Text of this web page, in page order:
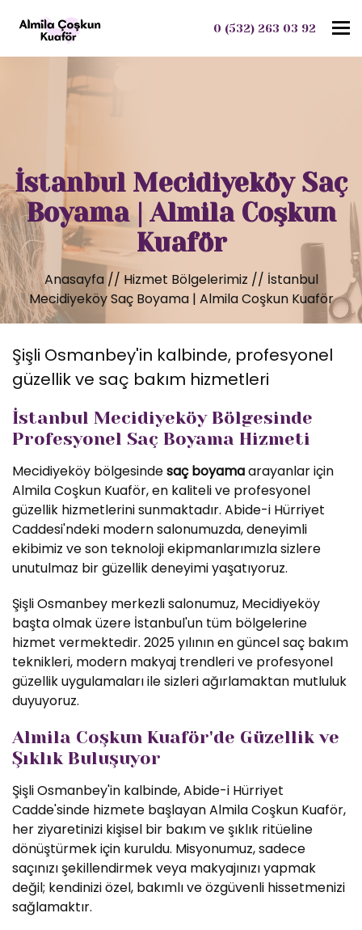
0 (532) 263 03 92
İstanbul Mecidiyeköy Saç
Boyama | Almila Coşkun
Kuaför
Anasayfa // Hizmet Bölgelerimiz // İstanbul
Mecidiyeköy Saç Boyama | Almila Coşkun Kuaför
Şişli Osmanbey'in kalbinde, profesyonel
güzellik ve saç bakım hizmetleri
İstanbul Mecidiyeköy Bölgesinde
Profesyonel Saç Boyama Hizmeti
Mecidiyeköy bölgesindesaç boyamaarayanlar için
Almila Coşkun Kuaför, en kaliteli ve profesyonel
güzellik hizmetlerini sunmaktadır. Abide-i Hürriyet
Caddesi'ndeki modern salonumuzda, deneyimli
ekibimiz ve son teknoloji ekipmanlarımızla sizlere
unutulmaz bir güzellik deneyimi yaşatıyoruz.
Şişli Osmanbey merkezli salonumuz, Mecidiyeköy
başta olmak üzere İstanbul'un tüm bölgelerine
hizmet vermektedir. 2025 yılının en güncel saç bakım
teknikleri, modern makyaj trendleri ve profesyonel
güzellik uygulamaları ile sizleri ağırlamaktan mutluluk
duyuyoruz.
Almila Coşkun Kuaför'de Güzellik ve
Şıklık Buluşuyor
Şişli Osmanbey'in kalbinde, Abide-i Hürriyet
Cadde'sinde hizmete başlayan Almila Coşkun Kuaför,
her ziyaretinizi kişisel bir bakım ve şıklık ritüeline
dönüştürmek için kuruldu. Misyonumuz, sadece
saçınızı şekillendirmek veya makyajınızı yapmak
değil; kendinizi özel, bakımlı ve özgüvenli hissetmenizi
sağlamaktır.